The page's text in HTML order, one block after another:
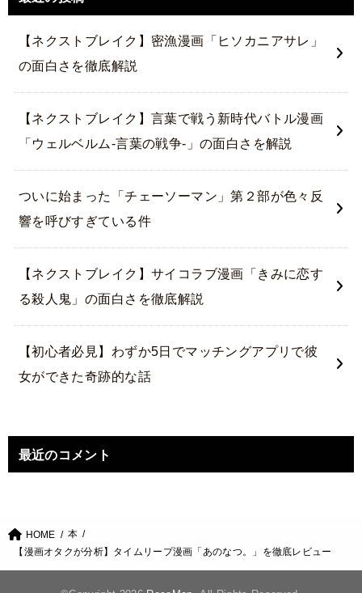
【ネクストブレイク】密漁漫画「ヒソカニアサレ」
の面白さを徹底解説
【ネクストブレイク】言葉で戦う新時代バトル漫画
「ウェルベルム-言葉の戦争-」の面白さを解説
ついに始まった「チェーソーマン」第２部が色々反
響を呼びすぎている件
【ネクストブレイク】サイコラブ漫画「きみに恋す
る殺人鬼」の面白さを徹底解説
【初心者必見】わずか5日でマッチングアプリで彼
女ができた奇跡的な話
最近のコメント
HOME
本
【漫画オタクが分析】タイムリープ漫画「あのなつ。」を徹底レビュー